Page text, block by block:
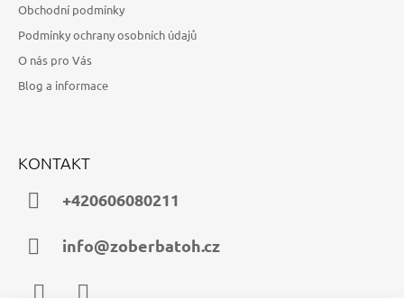
Obchodní podmínky
Podmínky ochrany osobních údajů
O nás pro Vás
Blog a informace
KONTAKT
+420606080211
info@zoberbatoh.cz